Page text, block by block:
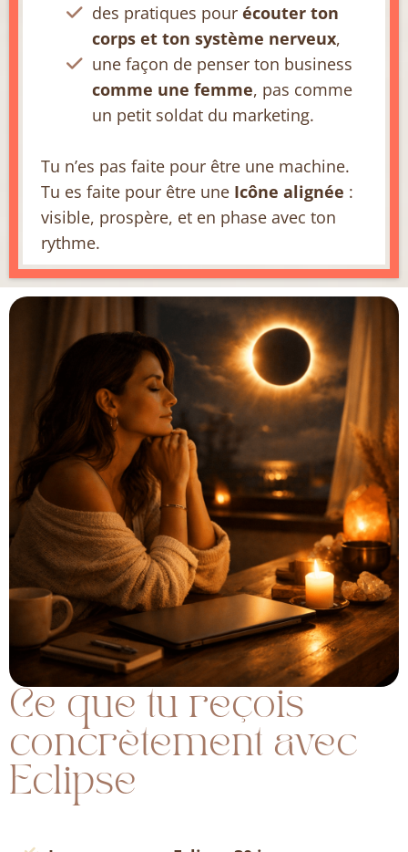
des pratiques pour écouter ton
corps et ton système nerveux,
une façon de penser ton business
comme une femme, pas comme
un petit soldat du marketing.
Tu n’es pas faite pour être une machine.
Tu es faite pour être une Icône alignée :
visible, prospère, et en phase avec ton
rythme.
Ce que tu reçois
concrètement avec
Eclipse